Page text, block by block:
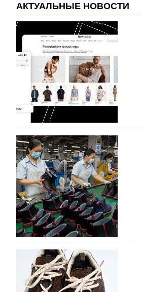
АКТУАЛЬНЫЕ НОВОСТИ
На платформе Lamoda -
дизайнерских марок
Российский маркетплейс
марок одежды, обуви и
06.08.2026 272
Объем мирового
В 2025 году мировое
на 0,1% до 24,6 млрд пар, -